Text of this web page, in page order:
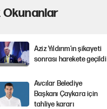
Okunanlar
Aziz Yıldırım’ın şikayeti
sonrası harekete geçildi
Avcılar Belediye
Başkanı Çaykara için
tahliye kararı